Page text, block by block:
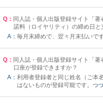
Q： 同人誌・個人出版登録サイト「
諾料（ロイヤリティ）の締め日と
A： 毎月末締めで、翌々月末払いです
Q： 同人誌・個人出版登録サイト「
口座が登録できますか？
A： 利用者登録者と同じ姓名（ご本
はないものが登録可能です。 つ